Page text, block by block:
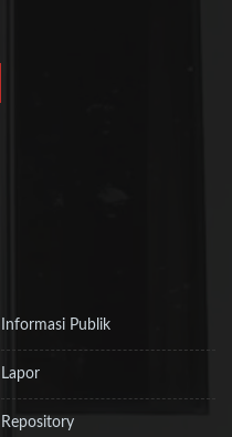
Informasi Publik
Lapor
Repository